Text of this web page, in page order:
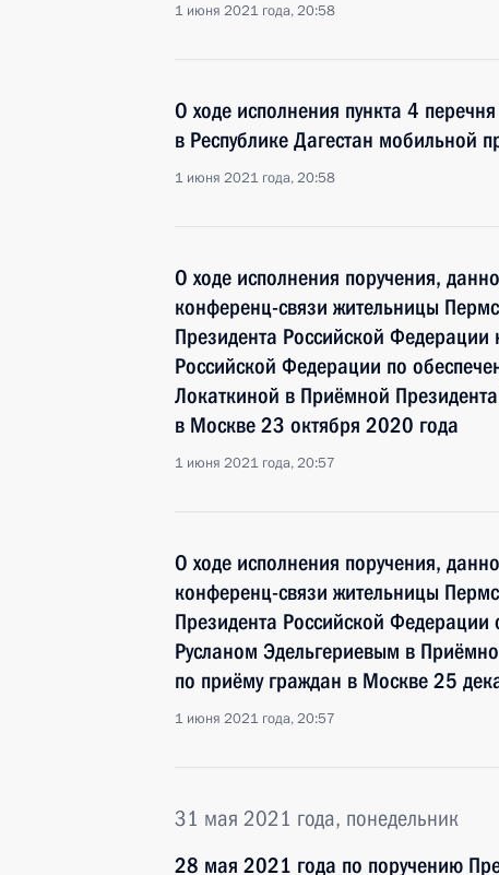
1 июня 2021 года, 20:58
О ходе исполнения пункта 4
в Республике Дагестан мобильной
1 июня 2021 года, 20:58
О ходе исполнения поручения,
конференц-связи жительницы
Президента Российской
Российской Федерации по
Локаткиной в Приёмной
в Москве 23 октября 2020 года
1 июня 2021 года, 20:57
О ходе исполнения поручения,
конференц-связи жительницы
Президента Российской
Русланом Эдельгериевым в
по приёму граждан в Москве 25
1 июня 2021 года, 20:57
31 мая 2021 года, понедельник
28 мая 2021 года по поручению